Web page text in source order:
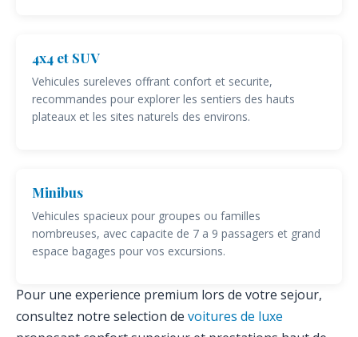
4x4 et SUV
Vehicules sureleves offrant confort et securite,
recommandes pour explorer les sentiers des hauts
plateaux et les sites naturels des environs.
Minibus
Vehicules spacieux pour groupes ou familles
nombreuses, avec capacite de 7 a 9 passagers et grand
espace bagages pour vos excursions.
Pour une experience premium lors de votre sejour,
consultez notre selection de voitures de luxe